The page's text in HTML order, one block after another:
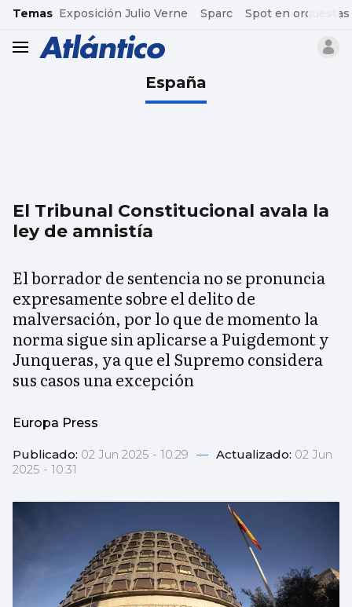
common.go-to-content
Temas Exposición Julio Verne Sparc Spot en orquestas
header.menu.open
España
El Tribunal Constitucional avala la
ley de amnistía
El borrador de sentencia no se pronuncia
expresamente sobre el delito de
malversación, por lo que de momento la
norma sigue sin aplicarse a Puigdemont y
Junqueras, ya que el Supremo considera
sus casos una excepción
Europa Press
Publicado: 02 Jun 2025 - 10:29 — Actualizado: 02 Jun
2025 - 10:31